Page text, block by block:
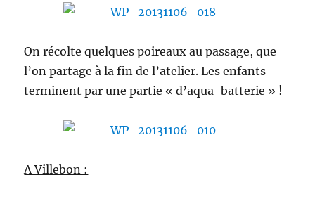
On récolte quelques poireaux au passage, que
l’on partage à la fin de l’atelier. Les enfants
terminent par une partie « d’aqua-batterie » !
A Villebon :